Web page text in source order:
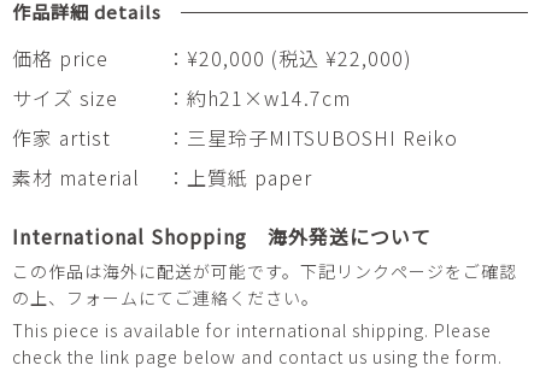
作品詳細 details
価格 price
：¥20,000 (税込 ¥22,000)
サイズ size
：約h21×w14.7cm
作家 artist
：三星玲子MITSUBOSHI Reiko
素材 material
：上質紙 paper
International Shopping 海外発送について
この作品は海外に配送が可能です。下記リンクページをご確認
の上、フォームにてご連絡ください。
This piece is available for international shipping. Please
check the link page below and contact us using the form.